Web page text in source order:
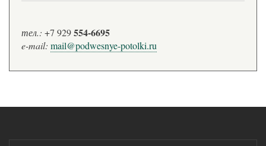
тел.: +7 929554-6695
e-mail: mail@podwesnye-potolki.ru